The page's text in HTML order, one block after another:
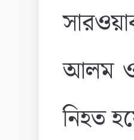
আলম ও
নিহত